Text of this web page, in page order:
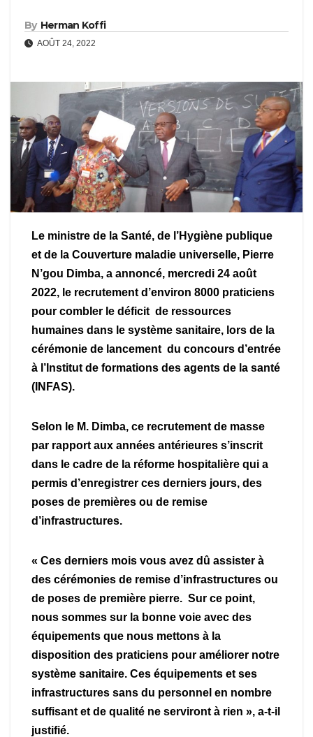
By Herman Koffi
AOÛT 24, 2022
Le ministre de la Santé, de l’Hygiène publique
et de la Couverture maladie universelle, Pierre
N’gou Dimba, a annoncé, mercredi 24 août
2022, le recrutement d’environ 8000 praticiens
pour combler le déficit de ressources
humaines dans le système sanitaire, lors de la
cérémonie de lancement du concours d’entrée
à l’Institut de formations des agents de la santé
(INFAS).
Selon le M. Dimba, ce recrutement de masse
par rapport aux années antérieures s’inscrit
dans le cadre de la réforme hospitalière qui a
permis d’enregistrer ces derniers jours, des
poses de premières ou de remise
d’infrastructures.
« Ces derniers mois vous avez dû assister à
des cérémonies de remise d’infrastructures ou
de poses de première pierre. Sur ce point,
nous sommes sur la bonne voie avec des
équipements que nous mettons à la
disposition des praticiens pour améliorer notre
système sanitaire. Ces équipements et ses
infrastructures sans du personnel en nombre
suffisant et de qualité ne serviront à rien », a-t-il
justifié.